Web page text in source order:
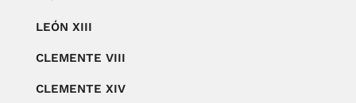
LEÓN XIII
CLEMENTE VIII
CLEMENTE XIV